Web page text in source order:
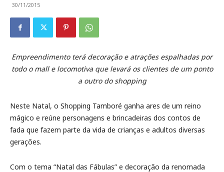
30/11/2015
Empreendimento terá decoração e atrações espalhadas por
todo o mall e locomotiva que levará os clientes de um ponto
a outro do shopping
Neste Natal, o Shopping Tamboré ganha ares de um reino
mágico e reúne personagens e brincadeiras dos contos de
fada que fazem parte da vida de crianças e adultos diversas
gerações.
Com o tema “Natal das Fábulas” e decoração da renomada